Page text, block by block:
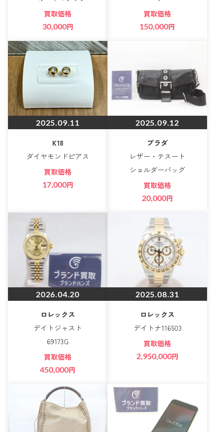
買取価格
30,000円
買取価格
150,000円
2025.09.11
K18
ダイヤモンドピアス
買取価格
17,000円
2025.09.12
プラダ
レザー・テスート
ショルダーバッグ
買取価格
20,000円
2026.04.20
ロレックス
デイトジャスト
69173G
買取価格
450,000円
2025.08.31
ロレックス
デイトナ116503
買取価格
2,950,000円